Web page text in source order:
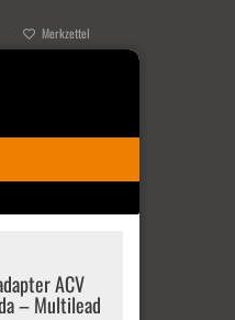
Merkzettel
ACV
– Mul­ti­lead